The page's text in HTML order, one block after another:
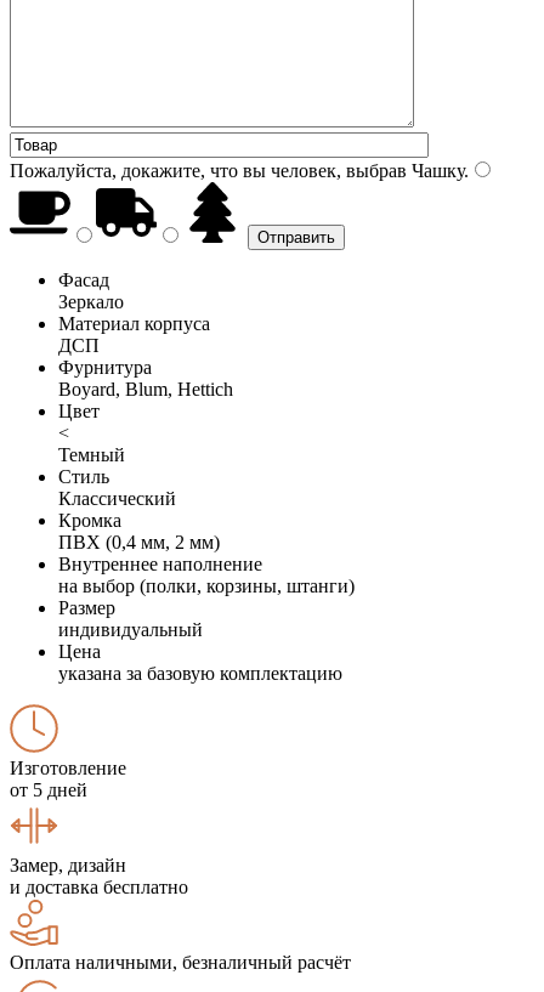
Пожалуйста, докажите, что вы человек, выбрав Чашку.
Фасад
Зеркало
Материал корпуса
ДСП
Фурнитура
Boyard, Blum, Hettich
Цвет
<
Темный
Стиль
Классический
Кромка
ПВХ (0,4 мм, 2 мм)
Внутреннее наполнение
на выбор (полки, корзины, штанги)
Размер
индивидуальный
Цена
указана за базовую комплектацию
Изготовление
от 5 дней
Замер, дизайн
и доставка бесплатно
Оплата наличными, безналичный расчёт